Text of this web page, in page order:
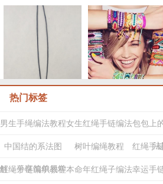
两股绳金刚结编法图解,手编绳收尾结怎么打结 29种编绳手链教程，详细清楚热门款式的图解
热门标签
男生手绳编法教程女生红绳手链编法包包上
法
中国结的系法图
解，分享简单易学
树叶编绳教程 红绳手
红绳手链编织教程本命年红绳子编法幸运手